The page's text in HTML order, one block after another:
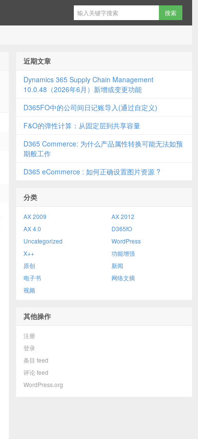
近期文章
Dynamics 365 Supply Chain Management
10.0.48（2026年6月）新增或变更功能
D365FO中的公司间日记账导入(通过自定义)
F&O的弹性计算：从固定层到共享容量
D365 Commerce: 为什么产品属性转换可能无法如预
期般工作
D365 eCommerce : 如何正确设置图片资源 ?
分类
AX 2009
AX 2012
AX 4.0
D365fO
Uncategorized
WordPress
X++
功能增强
原创
新闻
电子书
网络文摘
视频
其他操作
注册
登录
条目 feed
评论 feed
WordPress.org